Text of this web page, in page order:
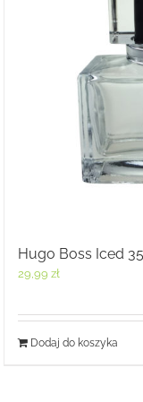
Hugo Boss Iced
29,99 zł
Dodaj do koszyka